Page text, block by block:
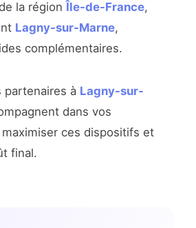
la région Île-de-France,
Lagny-sur-Marne,
complémentaires.
partenaires à Lagny-sur-
dans vos
ces dispositifs et
final.